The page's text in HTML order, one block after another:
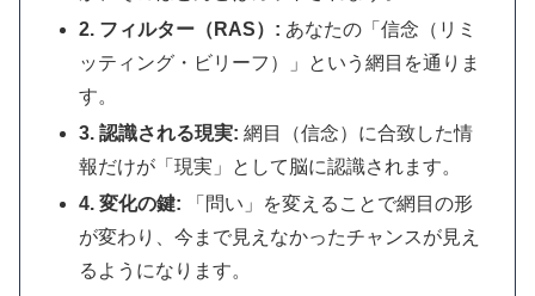
2. フィルター（RAS）: あなたの「信念（リミ
ッティング・ビリーフ）」という網目を通りま
す。
3. 認識される現実: 網目（信念）に合致した情
報だけが「現実」として脳に認識されます。
4. 変化の鍵: 「問い」を変えることで網目の形
が変わり、今まで見えなかったチャンスが見え
るようになります。